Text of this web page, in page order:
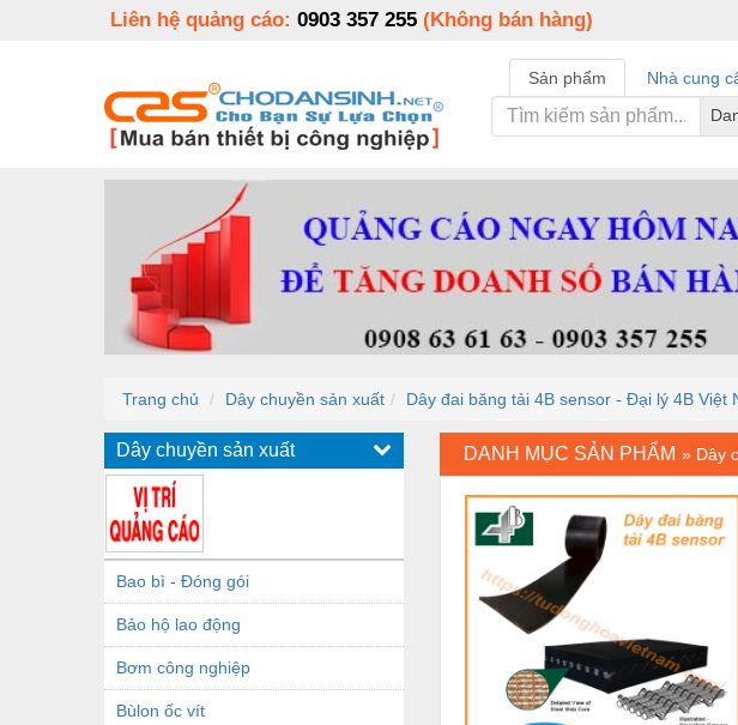
Liên hệ quảng cáo: 0903 357 255 (Không bán hàng)
Sản phẩm Nhà cung
Trang chủ Dây chuyền sản xuất Dây đai băng tải 4B sensor - Đại lý 4B Việt
Dây chuyền sản xuất
Bao bì - Đóng gói
Bảo hộ lao động
Bơm công nghiệp
Bùlon ốc vít
DANH MỤC SẢN PHẨM » Dây